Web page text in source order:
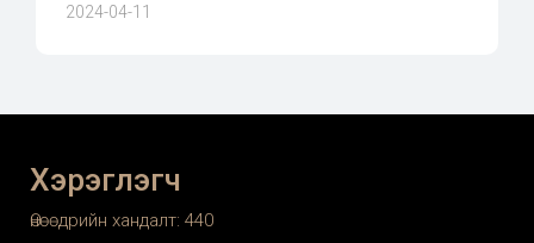
2024-04-11
Хэрэглэгч
Өнөөдрийн хандалт: 440